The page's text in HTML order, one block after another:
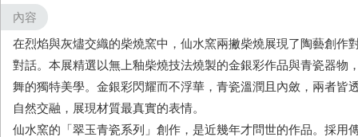
內容
在烈焰與灰燼交織的柴燒窯中，仙水窯兩撇柴燒展現了陶藝創作
對話。本展精選以無上釉柴燒技法燒製的金銀彩作品與青瓷器物
舞的獨特美學。金銀彩閃耀而不浮華，青瓷溫潤且內斂，兩者皆
自然交融，展現材質最真實的表情。
仙水窯的「翠玉青瓷系列」創作，是近幾年才問世的作品。採用